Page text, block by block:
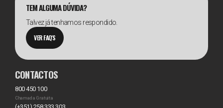
TEM ALGUMA DÚVIDA?
Talvez já tenhamos respondido.
VER FAQ'S
CONTACTOS
800 450 100
Chamada Gratuita